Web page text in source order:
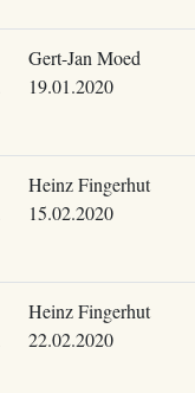
Gert-Jan Moed
19.01.2020
Heinz Fingerhut
15.02.2020
Heinz Fingerhut
22.02.2020